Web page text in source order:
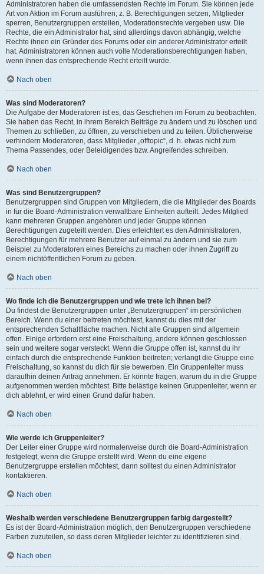
Administratoren haben die umfassendsten Rechte im Forum. Sie können jede
Art von Aktion im Forum ausführen; z. B. Berechtigungen setzen, Mitglieder
sperren, Benutzergruppen erstellen, Moderationsrechte vergeben usw. Die
Rechte, die ein Administrator hat, sind allerdings davon abhängig, welche
Rechte ihnen ein Gründer des Forums oder ein anderer Administrator erteilt
hat. Administratoren können auch volle Moderationsberechtigungen haben,
wenn ihnen das entsprechende Recht erteilt wurde.
Nach oben
Was sind Moderatoren?
Die Aufgabe der Moderatoren ist es, das Geschehen im Forum zu beobachten.
Sie haben das Recht, in ihrem Bereich Beiträge zu ändern und zu löschen und
Themen zu schließen, zu öffnen, zu verschieben und zu teilen. Üblicherweise
verhindern Moderatoren, dass Mitglieder „offtopic“, d. h. etwas nicht zum
Thema Passendes, oder Beleidigendes bzw. Angreifendes schreiben.
Nach oben
Was sind Benutzergruppen?
Benutzergruppen sind Gruppen von Mitgliedern, die die Mitglieder des Boards
in für die Board-Administration verwaltbare Einheiten aufteilt. Jedes Mitglied
kann mehreren Gruppen angehören und jeder Gruppe können
Berechtigungen zugeteilt werden. Dies erleichtert es den Administratoren,
Berechtigungen für mehrere Benutzer auf einmal zu ändern und sie zum
Beispiel zu Moderatoren eines Bereichs zu machen oder ihnen Zugriff zu
einem nichtöffentlichen Forum zu geben.
Nach oben
Wo finde ich die Benutzergruppen und wie trete ich ihnen bei?
Du findest die Benutzergruppen unter „Benutzergruppen“ im persönlichen
Bereich. Wenn du einer beitreten möchtest, kannst du dies mit der
entsprechenden Schaltfläche machen. Nicht alle Gruppen sind allgemein
offen. Einige erfordern erst eine Freischaltung, andere können geschlossen
sein und weitere sogar versteckt. Wenn die Gruppe offen ist, kannst du ihr
einfach durch die entsprechende Funktion beitreten; verlangt die Gruppe eine
Freischaltung, so kannst du dich für sie bewerben. Ein Gruppenleiter muss
daraufhin deinen Antrag annehmen. Er könnte fragen, warum du in die Gruppe
aufgenommen werden möchtest. Bitte belästige keinen Gruppenleiter, wenn er
dich ablehnt, er wird einen Grund dafür haben.
Nach oben
Wie werde ich Gruppenleiter?
Der Leiter einer Gruppe wird normalerweise durch die Board-Administration
festgelegt, wenn die Gruppe erstellt wird. Wenn du eine eigene
Benutzergruppe erstellen möchtest, dann solltest du einen Administrator
kontaktieren.
Nach oben
Weshalb werden verschiedene Benutzergruppen farbig dargestellt?
Es ist der Board-Administration möglich, den Benutzergruppen verschiedene
Farben zuzuteilen, so dass deren Mitglieder leichter zu identifizieren sind.
Nach oben